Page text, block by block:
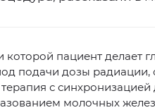
которой пациент делает
подачи дозы
с
молочных